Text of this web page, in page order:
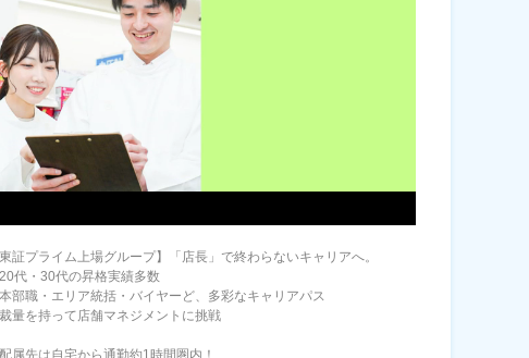
東証プライム上場グループ】「店長」で終わらないキャリアへ。
代・30代の昇格実績多数
部職・エリア統括・バイヤーど、多彩なキャリアパス
量を持って店舗マネジメントに挑戦
属先は自宅から通勤約1時間圏内！